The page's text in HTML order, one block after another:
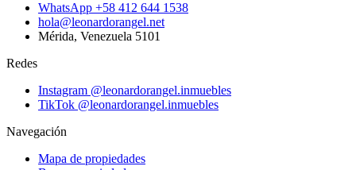
WhatsApp +58 412 644 1538
hola@leonardorangel.net
Mérida, Venezuela 5101
Redes
Instagram @leonardorangel.inmuebles
TikTok @leonardorangel.inmuebles
Navegación
Mapa de propiedades